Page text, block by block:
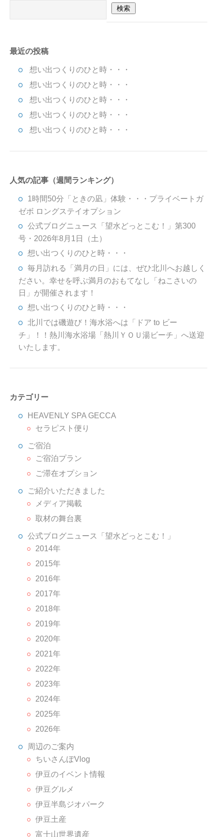
最近の投稿
想い出つくりのひと時・・・
想い出つくりのひと時・・・
想い出つくりのひと時・・・
想い出つくりのひと時・・・
想い出つくりのひと時・・・
人気の記事（週間ランキング）
1時間50分「ときの凪」体験・・・プライベートガ
ゼボ ロングステイオプション
公式ブログニュース「望水どっとこむ！」第300
号・2026年8月1日（土）
想い出つくりのひと時・・・
毎月訪れる「満月の日」には、ぜひ北川へお越しく
ださい。幸せを呼ぶ満月のおもてなし「ねこさいの
日」が開催されます！
想い出つくりのひと時・・・
北川では磯遊び！海水浴へは「ドア to ビー
チ」！！熱川海水浴場「熱川ＹＯＵ湯ビーチ」へ送迎
いたします。
カテゴリー
HEAVENLY SPA GECCA
セラピスト便り
ご宿泊
ご宿泊プラン
ご滞在オプション
ご紹介いただきました
メディア掲載
取材の舞台裏
公式ブログニュース「望水どっとこむ！」
2014年
2015年
2016年
2017年
2018年
2019年
2020年
2021年
2022年
2023年
2024年
2025年
2026年
周辺のご案内
ちいさんぽVlog
伊豆のイベント情報
伊豆グルメ
伊豆半島ジオパーク
伊豆土産
富士山世界遺産